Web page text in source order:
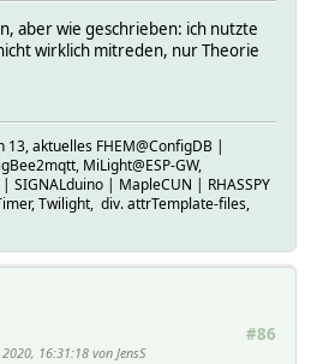
aber wie geschrieben: ich nutzte
wirklich mitreden, nur Theorie
aktuelles FHEM@ConfigDB |
MiLight@ESP-GW,
SIGNALduino | MapleCUN | RHASSPY
Twilight, div. attrTemplate-files,
#86
16:31:18 von JensS